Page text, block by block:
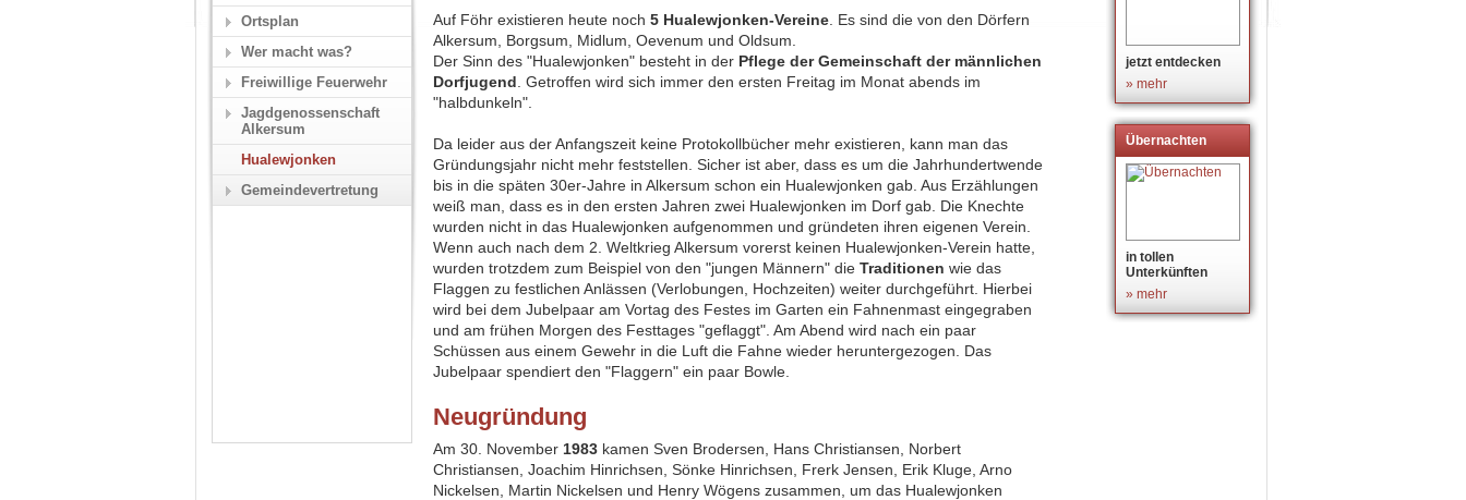
Auf Föhr existieren heute noch 5 Hualewjonken-Vereine . Es sind die von den Dörfern
Alkersum, Borgsum, Midlum, Oevenum und Oldsum.
Der Sinn des "Hualewjonken" besteht in der Pflege der Gemeinschaft der männlichen
Dorfjugend . Getroffen wird sich immer den ersten Freitag im Monat abends im
"halbdunkeln".
Da leider aus der Anfangszeit keine Protokollbücher mehr existieren, kann man das
Gründungsjahr nicht mehr feststellen. Sicher ist aber, dass es um die Jahrhundertwende
bis in die späten 30er-Jahre in Alkersum schon ein Hualewjonken gab. Aus Erzählungen
weiß man, dass es in den ersten Jahren zwei Hualewjonken im Dorf gab. Die Knechte
wurden nicht in das Hualewjonken aufgenommen und gründeten ihren eigenen Verein.
Wenn auch nach dem 2. Weltkrieg Alkersum vorerst keinen Hualewjonken-Verein hatte,
wurden trotzdem zum Beispiel von den "jungen Männern" die Traditionen wie das
Flaggen zu festlichen Anlässen (Verlobungen, Hochzeiten) weiter durchgeführt. Hierbei
wird bei dem Jubelpaar am Vortag des Festes im Garten ein Fahnenmast eingegraben
und am frühen Morgen des Festtages "geflaggt". Am Abend wird nach ein paar
Schüssen aus einem Gewehr in die Luft die Fahne wieder heruntergezogen. Das
Jubelpaar spendiert den "Flaggern" ein paar Bowle.
Neugründung
Am 30. November 1983 kamen Sven Brodersen, Hans Christiansen, Norbert
Christiansen, Joachim Hinrichsen, Sönke Hinrichsen, Frerk Jensen, Erik Kluge, Arno
Nickelsen, Martin Nickelsen und Henry Wögens zusammen, um das Hualewjonken
jetzt entdecken
» mehr
Übernachten
in tollen
Unterkünften
» mehr
Ortsplan
Wer macht was?
Freiwillige Feuerwehr
Jagdgenossenschaft
Alkersum
Hualewjonken
Gemeindevertretung